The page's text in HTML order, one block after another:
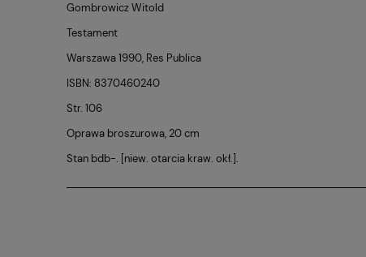
Gombrowicz Witold
Testament
Warszawa 1990, Res Publica
ISBN: 8370460240
Str. 106
Oprawa broszurowa, 20 cm
Stan bdb-. [niew. otarcia kraw. okł.].